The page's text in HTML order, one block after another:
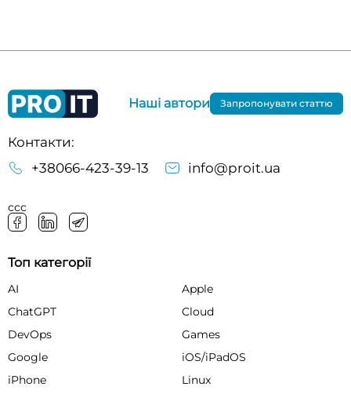
Контакти:
+38066-423-39-13
info@proit.ua
ссс
Наші автори Запропонувати статтю
Топ категорії
AI
Apple
ChatGPT
Cloud
DevOps
Games
Google
iOS/iPadOS
iPhone
Linux